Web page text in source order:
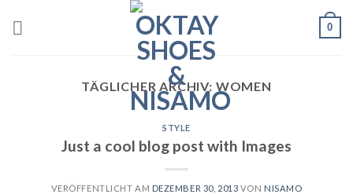
0
TÄGLICHER ARCHIV: WOMEN
STYLE
Just a cool blog post with Images
VERÖFFENTLICHT AM DEZEMBER 30, 2013 VON NISAMO